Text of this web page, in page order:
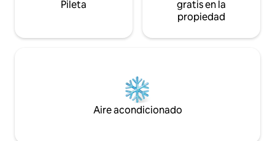
Pileta
gratis en la
propiedad
Aire acondicionado